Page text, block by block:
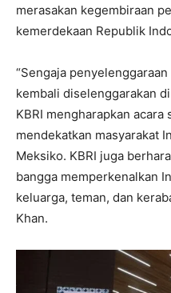
merasakan kegembiraan
kemerdekaan Republik
“Sengaja
kembali diselenggarakan
KBRI mengharapkan
mendekatkan masyarakat
Meksiko. KBRI juga
bangga memperkenalkan
keluarga, teman, dan
Khan.